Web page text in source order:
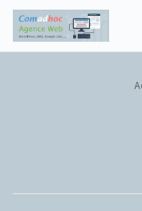
content